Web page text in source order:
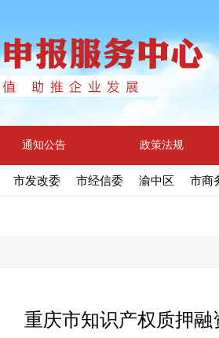
通知公告 政策法规
市发改委 市经信委 渝中区 市商
重庆市知识产权质押